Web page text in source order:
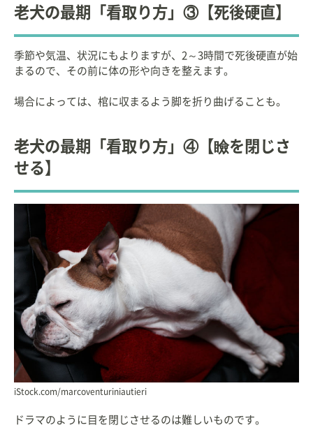
老犬の最期「看取り方」③【死後硬直】
季節や気温、状況にもよりますが、2～3時間で死後硬直が始
まるので、その前に体の形や向きを整えます。
場合によっては、棺に収まるよう脚を折り曲げることも。
老犬の最期「看取り方」④【瞼を閉じさ
せる】
iStock.com/marcoventuriniautieri
ドラマのように目を閉じさせるのは難しいものです。